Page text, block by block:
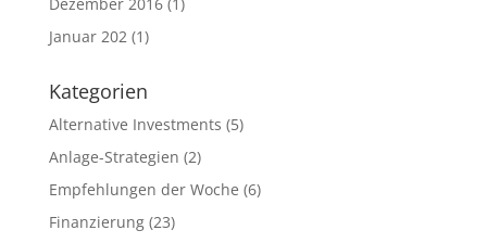
Januar 202(1)
Kategorien
Alternative Investments (5)
Anlage-Strategien (2)
Empfehlungen der Woche (6)
Finanzierung(23)